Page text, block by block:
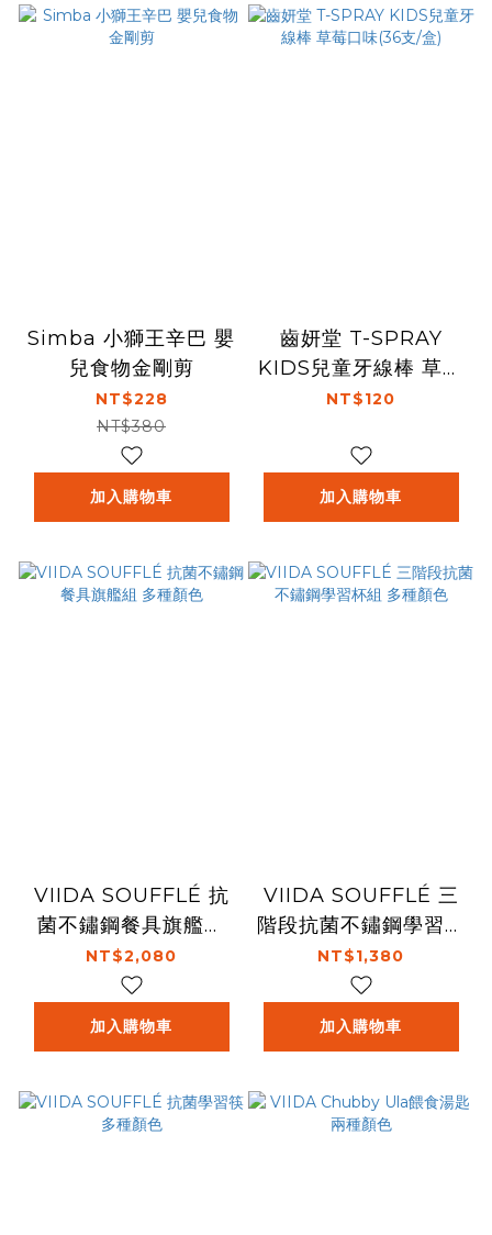
Simba 小獅王辛巴 嬰
兒食物金剛剪
NT$228
NT$380
加入購物車
齒妍堂 T-SPRAY
KIDS兒童牙線棒 草莓
口味(36支/盒)
NT$120
加入購物車
VIIDA SOUFFLÉ 抗
菌不鏽鋼餐具旗艦組
多種顏色
NT$2,080
加入購物車
VIIDA SOUFFLÉ 三
階段抗菌不鏽鋼學習杯
組 多種顏色
NT$1,380
加入購物車